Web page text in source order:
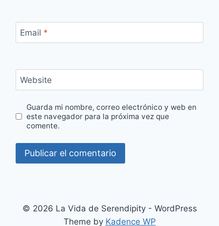
Email *
Website
Guarda mi nombre, correo electrónico y web en
este navegador para la próxima vez que
comente.
© 2026 La Vida de Serendipity - WordPress
Theme by Kadence WP